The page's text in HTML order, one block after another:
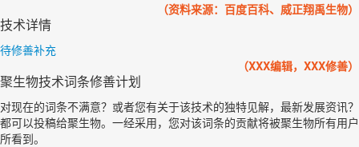
（资料来源：百度百科、威正翔禹生物）
技术详情
待修善补充
（XXX编辑，XXX修善）
聚生物技术词条修善计划
对现在的词条不满意？或者您有关于该技术的独特见解，最新发展资讯？
都可以投稿给聚生物。一经采用，您对该词条的贡献将被聚生物所有用户
所看到。